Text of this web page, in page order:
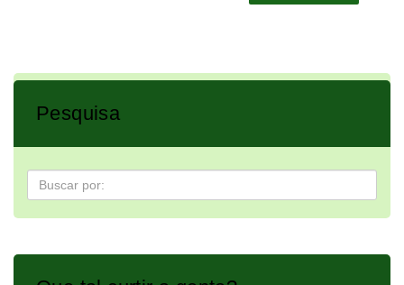
Pesquisa
Pesquisa